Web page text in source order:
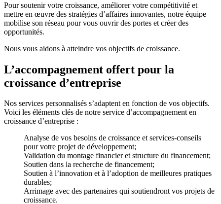
Pour soutenir votre croissance, améliorer votre compétitivité et
mettre en œuvre des stratégies d’affaires innovantes, notre équipe
mobilise son réseau pour vous ouvrir des portes et créer des
opportunités.
Nous vous aidons à atteindre vos objectifs de croissance.
L’accompagnement offert pour la
croissance d’entreprise
Nos services personnalisés s’adaptent en fonction de vos objectifs.
Voici les éléments clés de notre service d’accompagnement en
croissance d’entreprise :
Analyse de vos besoins de croissance et services-conseils
pour votre projet de développement;
Validation du montage financier et structure du financement;
Soutien dans la recherche de financement;
Soutien à l’innovation et à l’adoption de meilleures pratiques
durables;
Arrimage avec des partenaires qui soutiendront vos projets de
croissance.